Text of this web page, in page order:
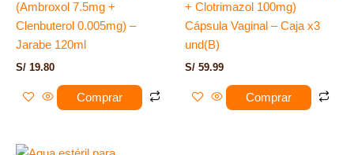
(Ambroxol 7.5mg +
Clenbuterol 0.005mg) –
Jarabe 120ml
S/ 19.80
Comprar
+ Clotrimazol 100mg)
Cápsula Vaginal – Caja x3
und(B)
S/ 59.99
Comprar